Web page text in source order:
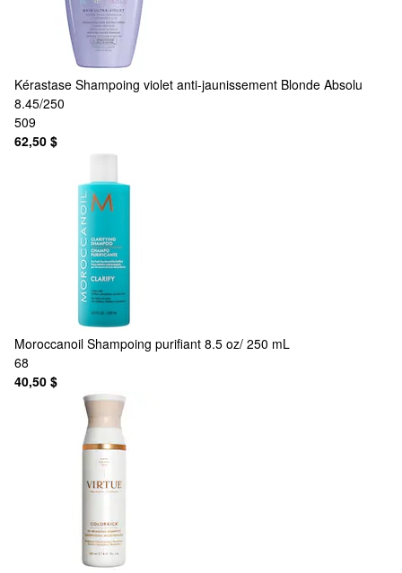
Kérastase Shampoing violet anti-jaunissement Blonde Absolu
8.45/250
509
62,50 $
Moroccanoil Shampoing purifiant 8.5 oz/ 250 mL
68
40,50 $